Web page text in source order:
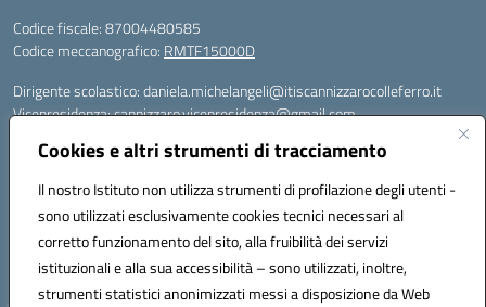
Cookies e altri strumenti di tracciamento
Il nostro Istituto non utilizza strumenti di profilazione degli utenti -
sono utilizzati esclusivamente cookies tecnici necessari al
corretto funzionamento del sito, alla fruibilità dei servizi
istituzionali e alla sua accessibilità – sono utilizzati, inoltre,
strumenti statistici anonimizzati messi a disposizione da Web
Codice fiscale: 87004480585
Codice meccanografico: RMTF15000D
Dirigente scolastico: daniela.michelangeli@itiscannizzarocolleferro.it
Vicepresidenza: cannizzaro.vicepresidenza@gmail.com
Supporto piattaforme DDI (creazione account e rigenerazione credenziali)
supporto_gsuite@itiscannizzarocolleferro.it
Microsoft Office 365 (Teams):
supporto_office365@cannizzaro.onmicrosoft.com